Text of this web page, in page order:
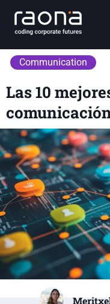
Communication
Las 10